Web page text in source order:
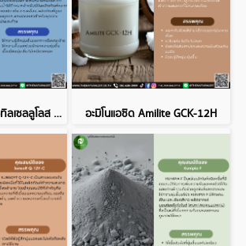
โพลิเมอร์ไฮดรอกซีเอทิลเซลลูโลส Natrosol 250HHR CS อะมิโนแอซิด Amilite GCK-12H